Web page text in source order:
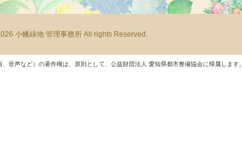
小幡緑地 管理事務所 All rights Reserved.
音声など）の著作権は、原則として、公益財団法人 愛知県都市整備協会に帰属します。